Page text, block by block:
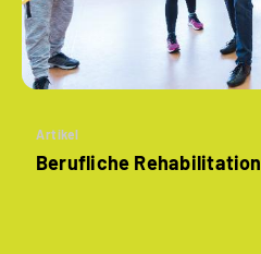
Artikel
Berufliche Rehabilitation